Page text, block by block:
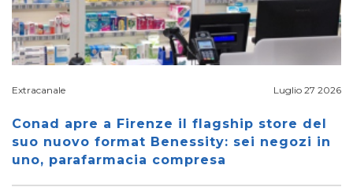
Extracanale Luglio 27 2026
Conad apre a Firenze il flagship store del
suo nuovo format Benessity: sei negozi in
uno, parafarmacia compresa